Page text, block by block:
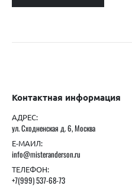
Контактная информация
АДРЕС:
ул. Сходненская д. 6, Москва
Е-МАИЛ:
info@misteranderson.ru
ТЕЛЕФОН:
+7(999) 537-68-73